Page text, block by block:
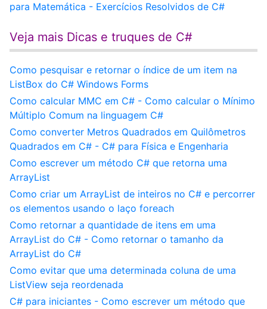
para Matemática - Exercícios Resolvidos de C#
Veja mais Dicas e truques de C#
Como pesquisar e retornar o índice de um item na
ListBox do C# Windows Forms
Como calcular MMC em C# - Como calcular o Mínimo
Múltiplo Comum na linguagem C#
Como converter Metros Quadrados em Quilômetros
Quadrados em C# - C# para Física e Engenharia
Como escrever um método C# que retorna uma
ArrayList
Como criar um ArrayList de inteiros no C# e percorrer
os elementos usando o laço foreach
Como retornar a quantidade de itens em uma
ArrayList do C# - Como retornar o tamanho da
ArrayList do C#
Como evitar que uma determinada coluna de uma
ListView seja reordenada
C# para iniciantes - Como escrever um método que